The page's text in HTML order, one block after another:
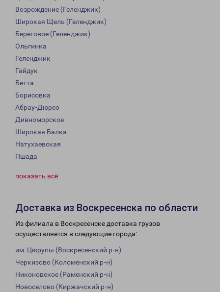
Возрождение (Геленджик)
Широкая Щель (Геленджик)
Береговое (Геленджик)
Ольгинка
Геленджик
Гайдук
Бетта
Борисовка
Абрау-Дюрсо
Дивноморское
Широкая Балка
Натухаевская
Пшада
показать всё
Доставка из Воскресенска по области
Из филиала в Воскресенске доставка грузов
осуществляется в следующие города:
им. Цюрупы (Воскресенский р-н)
Черкизово (Коломенский р-н)
Никоновское (Раменский р-н)
Новоселово (Киржачский р-н)